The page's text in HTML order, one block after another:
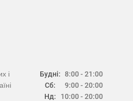
Будні:
Сб:
Нд:
8:00 - 21:00
9:00 - 20:00
10:00 - 20:00
і